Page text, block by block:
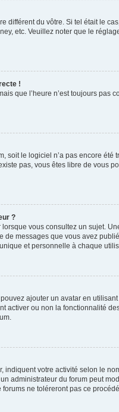
différent du vôtre. Si tel était le
etc. Veuillez noter que le
!
que l’heure n’est toujours
soit le logiciel n’a pas encore
pas, vous êtes libre de vous
?
vous consultez un sujet.
messages que vous avez
et personnelle à chaque
ajouter un avatar en
activer ou non la fonctionnalité
indiquent votre activité selon le
administrateur du forum peut
ne toléreront pas ce